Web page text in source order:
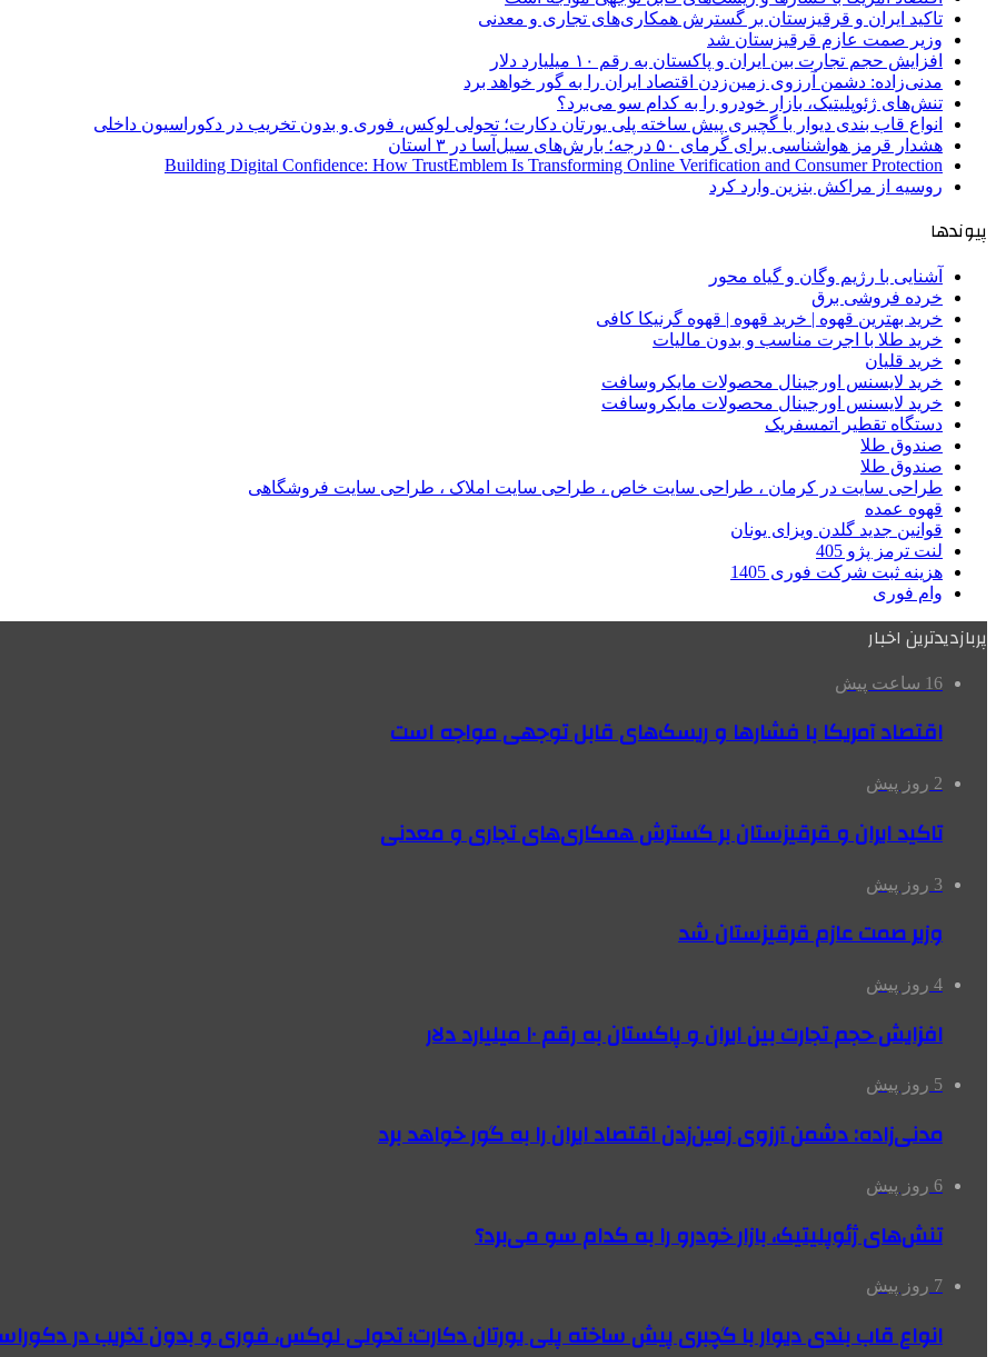
تاکید ایران و قرقیزستان بر گسترش همکاری‌های تجاری و معدنی
وزیر صمت عازم قرقیزستان شد
افزایش حجم تجارت بین ایران و پاکستان به رقم ۱۰ میلیارد دلار
مدنی‌زاده: دشمن آرزوی زمین‌زدن اقتصاد ایران را به گور خواهد برد
تنش‌های ژئوپلیتیک، بازار خودرو را به کدام سو می‌برد؟
انواع قاب بندی دیوار با گچبری پیش ساخته پلی یورتان دکارت؛ تحولی لوکس، فوری و بدون تخریب در دکوراسیون داخلی
هشدار قرمز هواشناسی برای گرمای ۵۰ درجه؛ بارش‌های سیل‌آسا در ۳ استان
Building Digital Confidence: How TrustEmblem Is Transforming Online Verification and Consumer Protection
روسیه از مراکش بنزین وارد کرد
پیوندها
آشنایی با رژیم وگان و گیاه محور
خرده فروشی برق
خرید بهترین قهوه | خرید قهوه | قهوه گرنیکا کافی
خرید طلا با اجرت مناسب و بدون مالیات
خرید قلیان
خرید لایسنس اورجینال محصولات مایکروسافت
خرید لایسنس اورجینال محصولات مایکروسافت
دستگاه تقطیر اتمسفریک
صندوق طلا
صندوق طلا
طراحی سایت در کرمان ، طراحی سایت خاص ، طراحی سایت املاک ، طراحی سایت فروشگاهی
قهوه عمده
قوانین جدید گلدن ویزای یونان
لنت ترمز پژو 405
هزینه ثبت شرکت فوری 1405
وام فوری
پربازدیدترین اخبار
16 ساعت پیش
اقتصاد آمریکا با فشارها و ریسک‌های قابل توجهی مواجه است
2 روز پیش
تاکید ایران و قرقیزستان بر گسترش همکاری‌های تجاری و معدنی
3 روز پیش
وزیر صمت عازم قرقیزستان شد
4 روز پیش
افزایش حجم تجارت بین ایران و پاکستان به رقم ۱۰ میلیارد دلار
5 روز پیش
مدنی‌زاده: دشمن آرزوی زمین‌زدن اقتصاد ایران را به گور خواهد برد
6 روز پیش
تنش‌های ژئوپلیتیک، بازار خودرو را به کدام سو می‌برد؟
7 روز پیش
انواع قاب بندی دیوار با گچبری پیش ساخته پلی یورتان دکارت؛ تحولی لوکس، فوری و بدون تخریب در